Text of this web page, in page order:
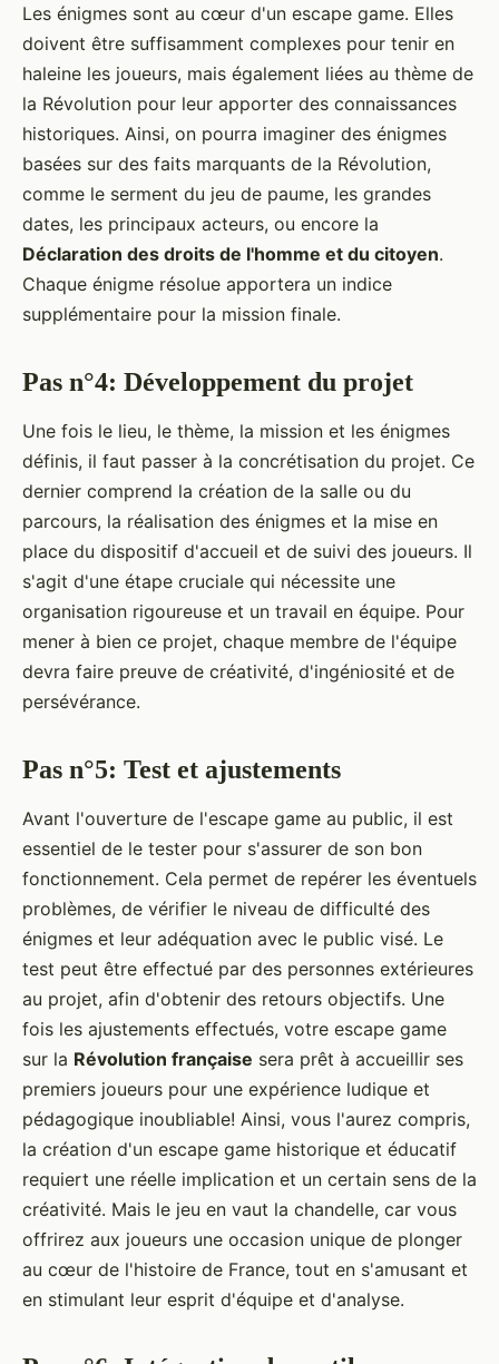
Les énigmes sont au cœur d'un escape game. Elles
doivent être suffisamment complexes pour tenir en
haleine les joueurs, mais également liées au thème de
la Révolution pour leur apporter des connaissances
historiques. Ainsi, on pourra imaginer des énigmes
basées sur des faits marquants de la Révolution,
comme le serment du jeu de paume, les grandes
dates, les principaux acteurs, ou encore la
Déclaration des droits de l'homme et du citoyen.
Chaque énigme résolue apportera un indice
supplémentaire pour la mission finale.
Pas n°4: Développement du projet
Une fois le lieu, le thème, la mission et les énigmes
définis, il faut passer à la concrétisation du projet. Ce
dernier comprend la création de la salle ou du
parcours, la réalisation des énigmes et la mise en
place du dispositif d'accueil et de suivi des joueurs. Il
s'agit d'une étape cruciale qui nécessite une
organisation rigoureuse et un travail en équipe. Pour
mener à bien ce projet, chaque membre de l'équipe
devra faire preuve de créativité, d'ingéniosité et de
persévérance.
Pas n°5: Test et ajustements
Avant l'ouverture de l'escape game au public, il est
essentiel de le tester pour s'assurer de son bon
fonctionnement. Cela permet de repérer les éventuels
problèmes, de vérifier le niveau de difficulté des
énigmes et leur adéquation avec le public visé. Le
test peut être effectué par des personnes extérieures
au projet, afin d'obtenir des retours objectifs. Une
fois les ajustements effectués, votre escape game
sur la Révolution française sera prêt à accueillir ses
premiers joueurs pour une expérience ludique et
pédagogique inoubliable! Ainsi, vous l'aurez compris,
la création d'un escape game historique et éducatif
requiert une réelle implication et un certain sens de la
créativité. Mais le jeu en vaut la chandelle, car vous
offrirez aux joueurs une occasion unique de plonger
au cœur de l'histoire de France, tout en s'amusant et
en stimulant leur esprit d'équipe et d'analyse.